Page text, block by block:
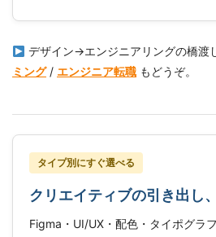
デザイン→エンジニアリングの橋渡
ミング/ エンジニア転職 もどうぞ。
タイプ別にすぐ選べる
クリエイティブの引き出し
Figma・UI/UX・配色・タイポグラ